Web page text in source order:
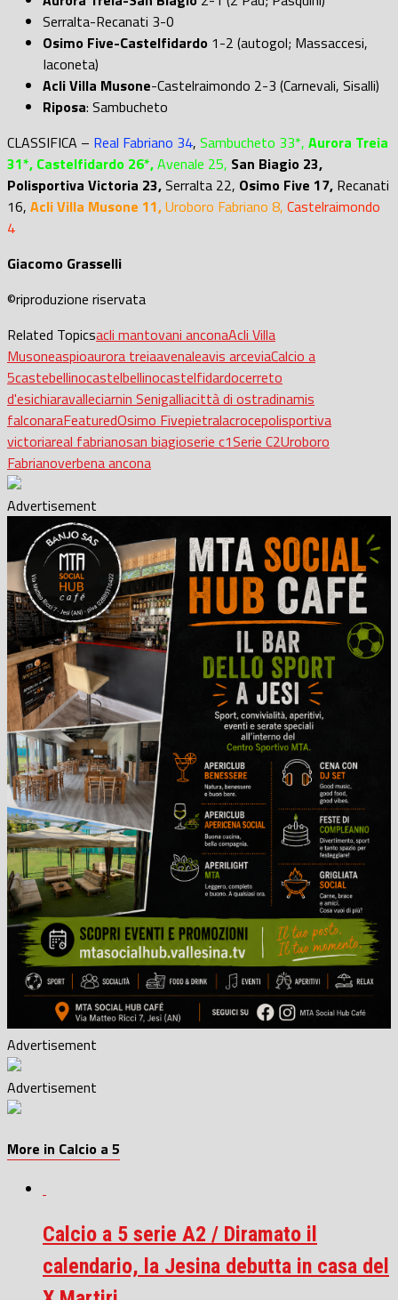
Serralta-Recanati 3-0
Osimo Five-Castelfidardo 1-2 (autogol; Massaccesi,
Iaconeta)
Acli Villa Musone-Castelraimondo 2-3 (Carnevali, Sisalli)
Riposa: Sambucheto
CLASSIFICA – Real Fabriano 34, Sambucheto 33*, Aurora Treia
31*, Castelfidardo 26*,Avenale 25, San Biagio 23,
Polisportiva Victoria 23,Serralta 22, Osimo Five 17, Recanati
16, Acli Villa Musone 11,Uroboro Fabriano 8, Castelraimondo
4
Giacomo Grasselli
©riproduzione riservata
Related Topicsacli mantovani anconaAcli Villa
Musoneaspioaurora treiaavenaleavis arceviaCalcio a
5castebellinocastelbellinocastelfidardocerreto
d'esichiaravalleciarnin Senigalliacittà di ostradinamis
falconaraFeaturedOsimo Fivepietralacrocepolisportiva
victoriareal fabrianosan biagioserie c1Serie C2Uroboro
Fabrianoverbena ancona
Advertisement
Advertisement
Advertisement
More in Calcio a 5
Calcio a 5 serie A2 / Diramato il
calendario, la Jesina debutta in casa del